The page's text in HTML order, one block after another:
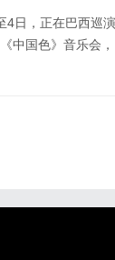
4日，正在巴西巡演
中国色》音乐会，